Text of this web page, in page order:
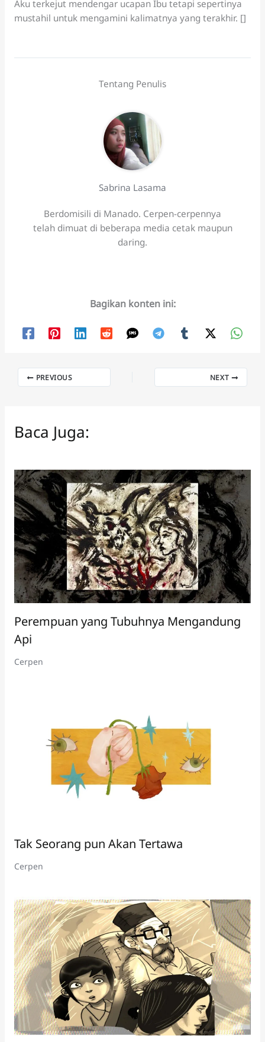
Aku terkejut mendengar ucapan Ibu tetapi sepertinya
mustahil untuk mengamini kalimatnya yang terakhir. []
Tentang Penulis
Sabrina Lasama
Berdomisili di Manado. Cerpen-cerpennya
telah dimuat di beberapa media cetak maupun
daring.
Bagikan konten ini:
PREVIOUS NEXT
Baca Juga:
Perempuan yang Tubuhnya Mengandung
Api
Cerpen
Tak Seorang pun Akan Tertawa
Cerpen